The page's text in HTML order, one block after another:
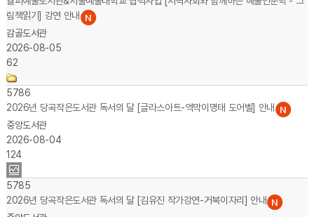
림책읽기] 강연 안내
감골도서관
2026-08-05
62
5786
2026년 당곡작은도서관 독서의 달 [글라스아트-액막이명태 도어벨] 안내
중앙도서관
2026-08-04
124
5785
2026년 당곡작은도서관 독서의 달 [김유진 작가강연-거북이자리] 안내